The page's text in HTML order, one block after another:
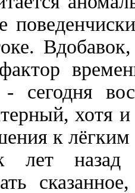
сегодня
хотя
к
лет